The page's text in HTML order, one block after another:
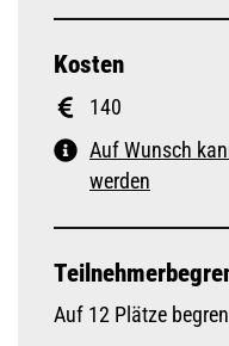
Kosten
140
Auf Wunsch
werden
Auf 12 Plätze